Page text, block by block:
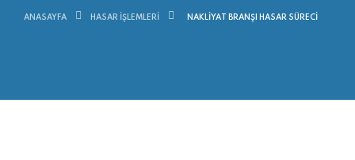
ANASAYFA HASAR İŞLEMLERI NAKLIYAT BRANŞI HASAR SÜRECI